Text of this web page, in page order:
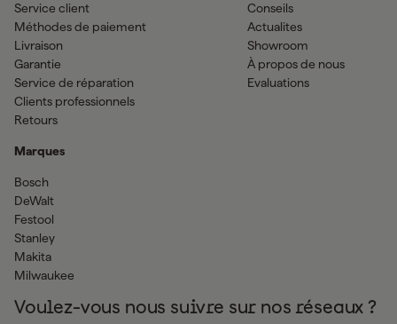
Service client
Méthodes de paiement
Livraison
Garantie
Service de réparation
Clients professionnels
Retours
Marques
Bosch
DeWalt
Festool
Stanley
Makita
Milwaukee
Conseils
Actualites
Showroom
À propos de nous
Evaluations
Voulez-vous nous suivre sur nos réseaux ?